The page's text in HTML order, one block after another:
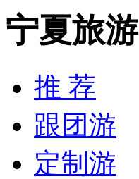
宁夏旅游
推 荐
跟团游
定制游